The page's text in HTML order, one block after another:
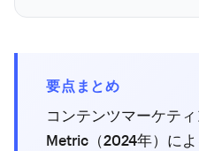
要点まとめ
コンテンツマーケテ
Metric（2024年）に